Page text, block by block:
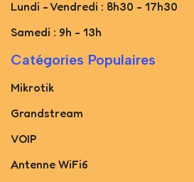
Lundi - Vendredi : 8h30 - 17h30
Samedi : 9h - 13h
Catégories Populaires
Mikrotik
Grandstream
VOIP
Antenne WiFi6